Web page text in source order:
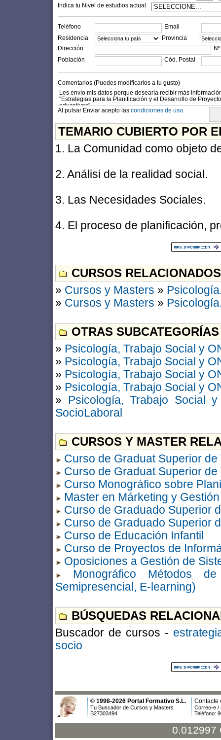
Indica tu Nivel de estudios actual
Teléfono
Email
Residencia
Provincia
Dirección
Nº
Población
Cód. Postal
Comentarios (Puedes modificarlos a tu gusto)
Al pulsar Enviar acepto las condiciones de uso.
TEMARIO CUBIERTO POR
1. La Comunidad como objeto
2. Análisi de la realidad social.
3. Las Necesidades Sociales.
4. El proceso de planificación,
CURSOS
» Cursos y Masters »
» Cursos y Masters »
OTRAS
» Psicología, Trabajo Social y
» Psicología, Trabajo Social y
» Psicología, Trabajo Social y
» Psicología, Trabajo Social y
» Psicología, Trabajo Social
SocioLaboral
CURSOS Y MASTER
Curso de Graduat Superior
Curso de Graduat Superior
Curso Monográfico sobre
Master en Márketing y
Curso de Graduado Superior
Curso de Graduado Superior
Curso de Educación Infantil
Curso de Proyectos de
Oposiciones a Gestión de
Monográfico Métodos
Semipresencial, E-learning)
BÚSQUEDAS
Buscador de cursos -
socio
© 1998-2026 Portal Formativo S.L.
Tu Buscador de Cursos y Masters
B27303494
Contacte
Correo-e /
Teléfono:
0.012997